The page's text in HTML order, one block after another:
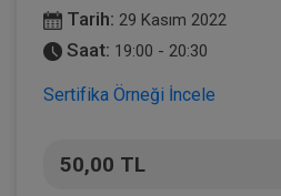
Tarih: 29 Kasım 2022
Saat: 19:00 - 20:30
Sertifika Örneği İncele
50,00 TL